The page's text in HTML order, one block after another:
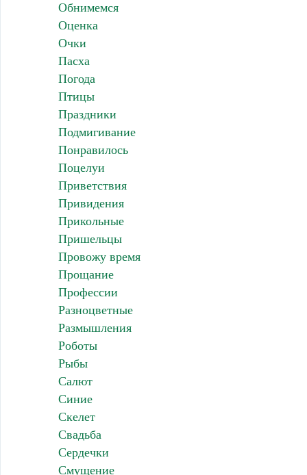
Обнимемся
Оценка
Очки
Пасха
Погода
Птицы
Праздники
Подмигивание
Понравилось
Поцелуи
Приветствия
Привидения
Прикольные
Пришельцы
Провожу время
Прощание
Профессии
Разноцветные
Размышления
Роботы
Рыбы
Салют
Синие
Скелет
Свадьба
Сердечки
Смущение